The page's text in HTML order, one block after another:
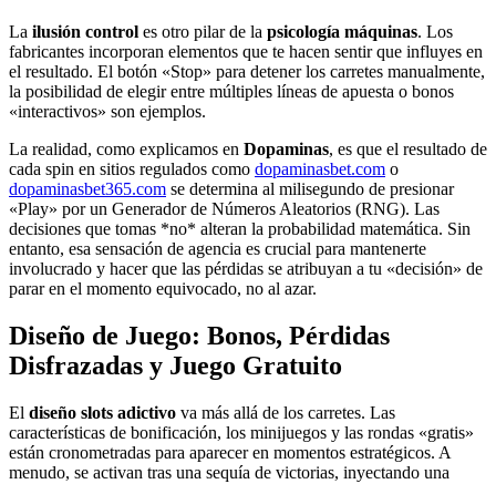
La ilusión control es otro pilar de la psicología máquinas. Los
fabricantes incorporan elementos que te hacen sentir que influyes en
el resultado. El botón «Stop» para detener los carretes manualmente,
la posibilidad de elegir entre múltiples líneas de apuesta o bonos
«interactivos» son ejemplos.
La realidad, como explicamos en Dopaminas, es que el resultado de
cada spin en sitios regulados como dopaminasbet.com o
dopaminasbet365.com se determina al milisegundo de presionar
«Play» por un Generador de Números Aleatorios (RNG). Las
decisiones que tomas *no* alteran la probabilidad matemática. Sin
entanto, esa sensación de agencia es crucial para mantenerte
involucrado y hacer que las pérdidas se atribuyan a tu «decisión» de
parar en el momento equivocado, no al azar.
Diseño de Juego: Bonos, Pérdidas
Disfrazadas y Juego Gratuito
El diseño slots adictivo va más allá de los carretes. Las
características de bonificación, los minijuegos y las rondas «gratis»
están cronometradas para aparecer en momentos estratégicos. A
menudo, se activan tras una sequía de victorias, inyectando una